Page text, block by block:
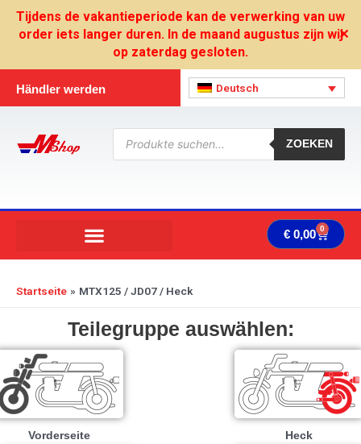
Tijdens de vakantieperiode kan de verwerking van uw
order iets langer duren. In de maand augustus zijn wij
op zaterdag gesloten.
✕
Inhalt
Händler werden Deutsch
Products
search
ZOEKEN
€ 0,00 0
Startseite MTX125 / JD07 / Heck
Teilegruppe auswählen:
Vorderseite Heck